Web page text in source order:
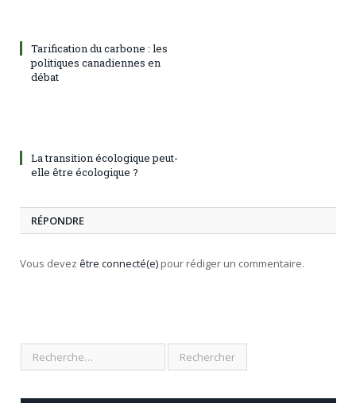
Tarification du carbone : les
politiques canadiennes en
débat
La transition écologique peut-
elle être écologique ?
RÉPONDRE
Vous devez être connecté(e) pour rédiger un commentaire.